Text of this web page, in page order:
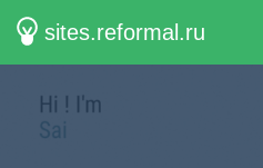
sites.reformal.ru